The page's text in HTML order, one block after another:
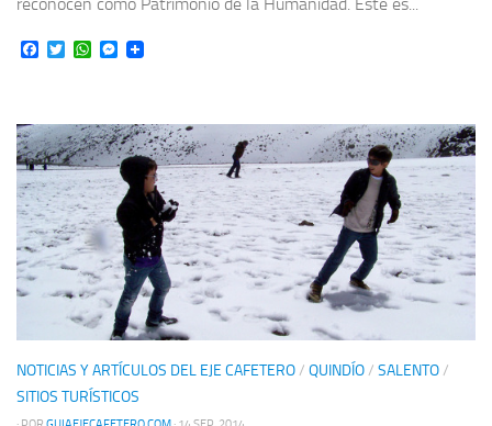
reconocen como Patrimonio de la Humanidad. Este es...
Facebook
TwitterWhatsApp
Messenger
NOTICIAS Y ARTÍCULOS DEL EJE CAFETERO/ QUINDÍO/ SALENTO/
SITIOS TURÍSTICOS